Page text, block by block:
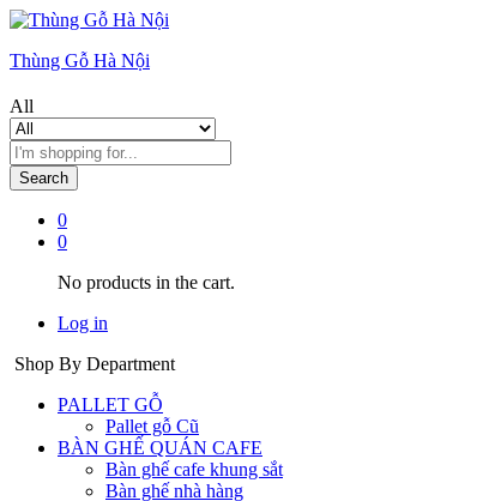
Thùng Gỗ Hà Nội
All
Search
0
0
No products in the cart.
Log in
Shop By Department
PALLET GỖ
Pallet gỗ Cũ
BÀN GHẾ QUÁN CAFE
Bàn ghế cafe khung sắt
Bàn ghế nhà hàng